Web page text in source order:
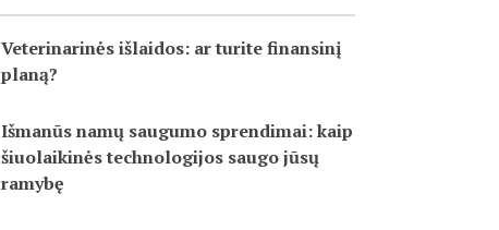
Veterinarinės išlaidos: ar turite finansinį
planą?
Išmanūs namų saugumo sprendimai: kaip
šiuolaikinės technologijos saugo jūsų
ramybę